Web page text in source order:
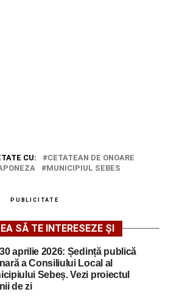
CU:
CETATEAN DE ONOARE
MUNICIPIUL SEBES
PUBLICITATE
SĂ TE INTERESEZE ȘI
aprilie 2026: Ședință publică
a Consiliului Local al
Sebeș. Vezi proiectul
de zi